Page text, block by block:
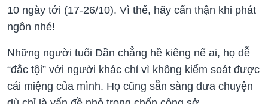
10 ngày tới (17-26/10). Vì thế, hãy cẩn thận khi phát
ngôn nhé!
Những người tuổi Dần chẳng hề kiêng nể ai, họ dễ
“đắc tội” với người khác chỉ vì không kiểm soát được
cái miệng của mình. Họ cũng sẵn sàng đưa chuyện